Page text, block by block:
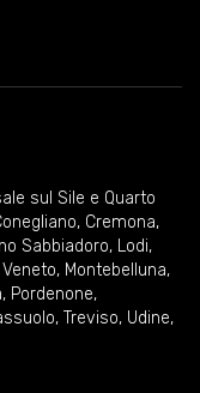
sul Sile e Quarto
, Cremona,
Sabbiadoro, Lodi,
, Montebelluna,
, Pordenone,
, Treviso, Udine,